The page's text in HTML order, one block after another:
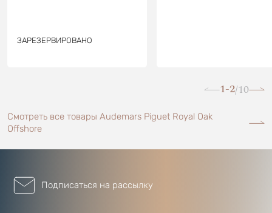
ЗАРЕЗЕРВИРОВАНО
1-2/10
Смотреть все товары Audemars Piguet Royal Oak
Offshore
Подписаться на рассылку